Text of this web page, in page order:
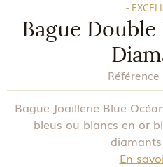
-
Bague
Référence
Bague Joaillerie Blue
bleus ou blancs en or
En